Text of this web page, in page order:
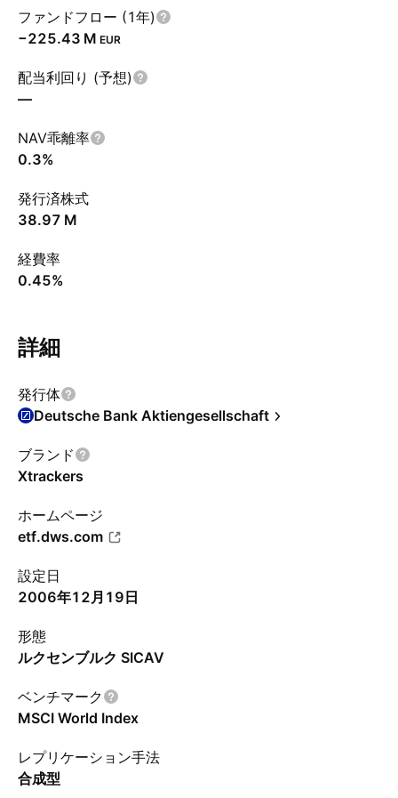
ファンドフロー (1年)
‪−225.43 M‬ EUR
配当利回り (予想)
—
NAV乖離率
0.3%
発行済株式
‪38.97 M‬
経費率
0.45%
詳細
発行体
Deutsche Bank Aktiengesellschaft
ブランド
Xtrackers
ホームページ
etf.dws.com
設定日
2006年12月19日
形態
ルクセンブルク SICAV
ベンチマーク
MSCI World Index
レプリケーション手法
合成型